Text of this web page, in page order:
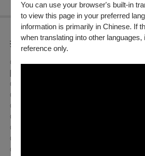
You can use your browser's built-in
to view this page in your preferred
information is primarily in Chinese. If
when translating into other languages,
reference only.
折扣方案
◎身心障礙人士及陪同者1名購票5折優待
◎65歲以上年長者購票可享5折優惠，入
◎兩廳院付費會員9折、免費會員(廳院青
◎衛武營付費會員9折
◎團票10張8折
◎
◎學生票可享9折優待
◎